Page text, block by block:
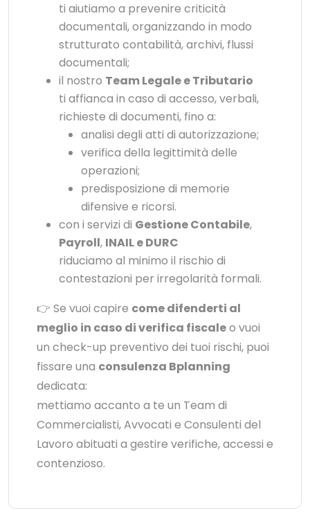
ti aiutiamo a prevenire criticità
documentali, organizzando in modo
strutturato contabilità, archivi, flussi
documentali;
il nostro Team Legale e Tributario
ti affianca in caso di accesso, verbali,
richieste di documenti, fino a:
analisi degli atti di autorizzazione;
verifica della legittimità delle
operazioni;
predisposizione di memorie
difensive e ricorsi.
con i servizi di Gestione Contabile,
Payroll, INAIL e DURC
riduciamo al minimo il rischio di
contestazioni per irregolarità formali.
👉 Se vuoi capire come difenderti al
meglio in caso di verifica fiscaleo vuoi
un check-up preventivo dei tuoi rischi, puoi
fissare una consulenza Bplanning
dedicata:
mettiamo accanto a te un Team di
Commercialisti, Avvocati e Consulenti del
Lavoro abituati a gestire verifiche, accessi e
contenzioso.